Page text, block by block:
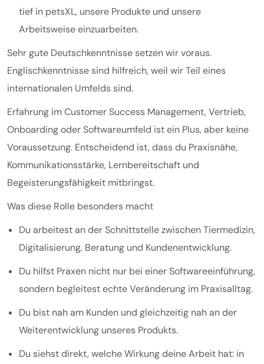
tief in petsXL, unsere Produkte und unsere
Arbeitsweise einzuarbeiten.
Sehr gute Deutschkenntnisse setzen wir voraus.
Englischkenntnisse sind hilfreich, weil wir Teil eines
internationalen Umfelds sind.
Erfahrung im Customer Success Management, Vertrieb,
Onboarding oder Softwareumfeld ist ein Plus, aber keine
Voraussetzung. Entscheidend ist, dass du Praxisnähe,
Kommunikationsstärke, Lernbereitschaft und
Begeisterungsfähigkeit mitbringst.
Was diese Rolle besonders macht
Du arbeitest an der Schnittstelle zwischen Tiermedizin,
Digitalisierung, Beratung und Kundenentwicklung.
Du hilfst Praxen nicht nur bei einer Softwareeinführung,
sondern begleitest echte Veränderung im Praxisalltag.
Du bist nah am Kunden und gleichzeitig nah an der
Weiterentwicklung unseres Produkts.
Du siehst direkt, welche Wirkung deine Arbeit hat: in